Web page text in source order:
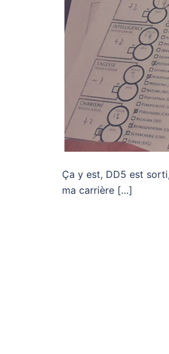
Ça y est, DD5 est
ma carrière […]